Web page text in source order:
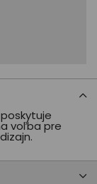
voľba pre